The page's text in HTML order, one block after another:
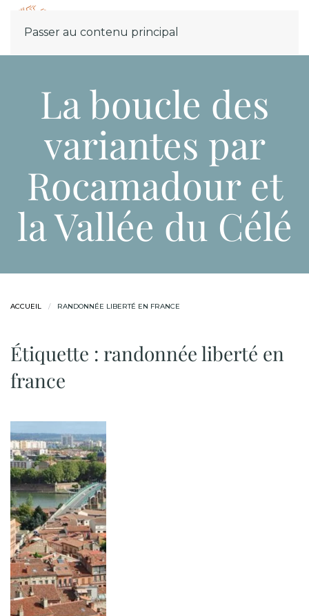
Passer au contenu principal
La boucle des
variantes par
Rocamadour et
la Vallée du Célé
ACCUEIL RANDONNÉE LIBERTÉ EN FRANCE
Étiquette : randonnée liberté en
france